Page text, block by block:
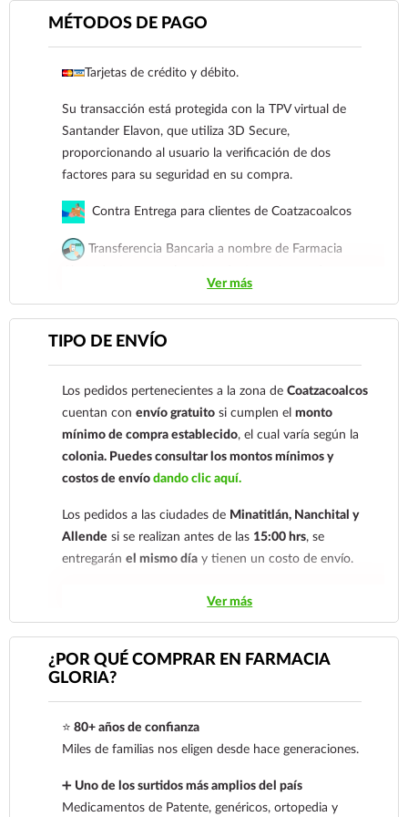
Ver más
MÉTODOS DE PAGO
Tarjetas de crédito y débito.
Su transacción está protegida con la TPV virtual de
Santander Elavon, que utiliza 3D Secure,
proporcionando al usuario la verificación de dos
factores para su seguridad en su compra.
Contra Entrega para clientes de Coatzacoalcos
Transferencia Bancaria a nombre de Farmacia
cuenta: Clave: 014854655008143954
Para esta forma de pago el cliente deberá enviar su
comprobante de pago a al siguiente correo
nuestro
921 261 8491
Ver más
TIPO DE ENVÍO
Los pedidos pertenecientes a la zona deCoatzacoalcos
cuentan conenvío gratuito si cumplen elmonto
mínimo de compra establecido, el cual varía según la
colonia. Puedes consultar los montos mínimos y
costos de envíodando clic aquí.
Los pedidos a las ciudades de Minatitlán, Nanchital y
Allende si se realizan antes de las 15:00 hrs, se
entregaránel mismo día y tienen un costo de envío.
Los pedidos de otras localidades se envían mediante
.Sólo hacemos envíos en el territorio
nacional.
económica.En la tarifa nacional al día siguiente, los
pedidos deben realizarseantes de las 14:00 hrs.El
tiempo de entrega de la tarifa económica es de
días.
Ver más
¿POR QUÉ COMPRAR EN FARMACIA
GLORIA?
⭐ 80+ años de confianza
Miles de familias nos eligen desde hace generaciones.
➕ Uno de los surtidos más amplios del país
Medicamentos de Patente, genéricos, ortopedia y